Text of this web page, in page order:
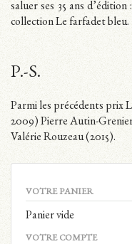
saluer ses 35 ans d’édition :
collection Le farfadet bleu.
P.-S.
Parmi les précédents prix
2009) Pierre Autin-Grenier
Valérie Rouzeau (2015).
VOTRE PANIER
Panier vide
VOTRE COMPTE